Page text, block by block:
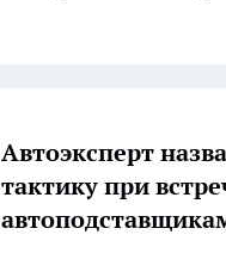
Автоэксперт
тактику при